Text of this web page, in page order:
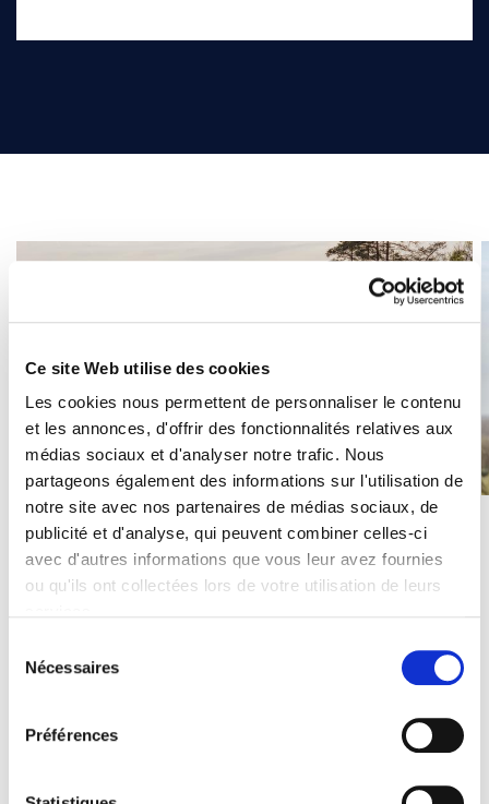
Ce site Web utilise des cookies
Les cookies nous permettent de personnaliser le contenu
et les annonces, d'offrir des fonctionnalités relatives aux
médias sociaux et d'analyser notre trafic. Nous
partageons également des informations sur l'utilisation de
notre site avec nos partenaires de médias sociaux, de
publicité et d'analyse, qui peuvent combiner celles-ci
avec d'autres informations que vous leur avez fournies
ou qu'ils ont collectées lors de votre utilisation de leurs
Nous utilisons des cookies qui envoient des données aux
Nécessaires
Préférences
Architecte
image